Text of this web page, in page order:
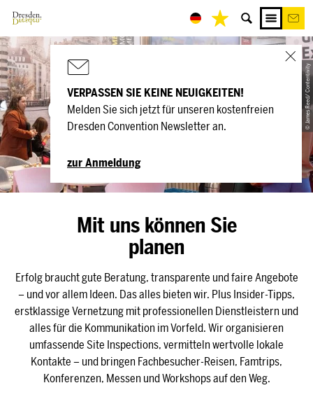
VERPASSEN SIE KEINE NEUIGKEITEN!
Melden Sie sich jetzt für unseren kostenfreien
Dresden Convention Newsletter an.
zur Anmeldung
© James Reed/ Contentivity
Dresden
Convention Service
Mit uns können Sie
planen
Erfolg braucht gute Beratung, transparente und faire Angebote
– und vor allem Ideen. Das alles bieten wir. Plus Insider-Tipps,
erstklassige Vernetzung mit professionellen Dienstleistern und
alles für die Kommunikation im Vorfeld. Wir organisieren
umfassende Site Inspections, vermitteln wertvolle lokale
Kontakte – und bringen Fachbesucher-Reisen, Famtrips,
Konferenzen, Messen und Workshops auf den Weg.